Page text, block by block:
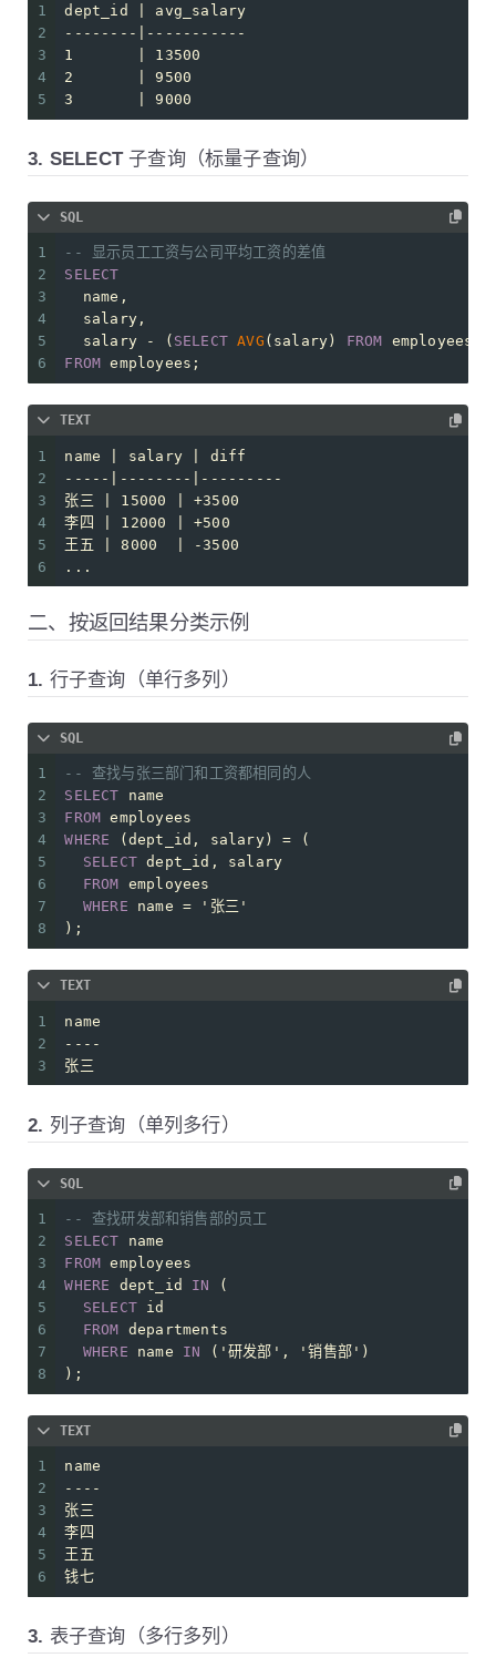
1
2
3
4
5
dept_id | avg_salary
--------|-----------
1       | 13500
2       | 9500
3       | 9000
3. SELECT 子查询（标量子查询）
SQL
1
2
3
4
5
6
-- 显示员工工资与公司平均工资的差值
SELECT
  name,
  salary,
  salary
- ( SELECT AVG (salary) FROM employees)
FROM employees;
TEXT
1
2
3
4
5
6
name | salary | diff
-----|--------|---------
张三 | 15000 | +3500
李四 | 12000 | +500
王五 | 8000  | -3500
...
二、按返回结果分类示例
1. 行子查询（单行多列）
SQL
1
2
3
4
5
6
7
8
-- 查找与张三部门和工资都相同的人
SELECT name
FROM employees
WHERE (dept_id, salary) = (
SELECT dept_id, salary
FROM employees
WHERE name =
'张三'
);
TEXT
1
2
3
name
----
张三
2. 列子查询（单列多行）
SQL
1
2
3
4
5
6
7
8
-- 查找研发部和销售部的员工
SELECT name
FROM employees
WHERE dept_id IN
(
SELECT id
FROM departments
WHERE name IN ( '研发部' , '销售部' )
);
TEXT
1
2
3
4
5
6
name
----
张三
李四
王五
钱七
3. 表子查询（多行多列）